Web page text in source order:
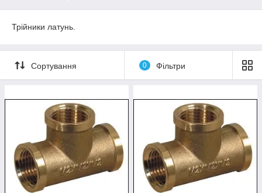
Трійники латунь.
Сортування 0 Фільтри